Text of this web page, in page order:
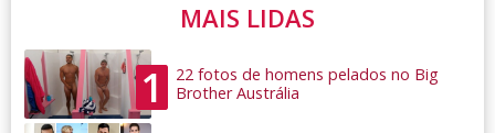
MAIS LIDAS
1
22 fotos de homens pelados no Big
Brother Austrália